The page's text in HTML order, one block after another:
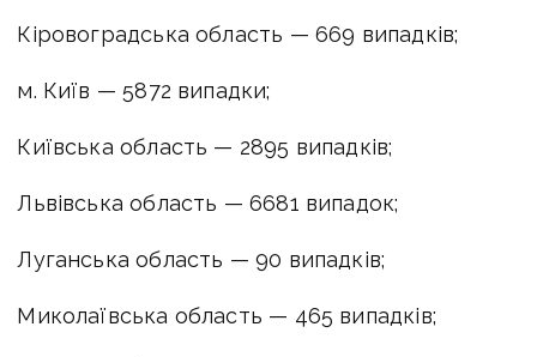
Кіровоградська область — 669 випадків;
м. Київ — 5872 випадки;
Київська область — 2895 випадків;
Львівська область — 6681 випадок;
Луганська область — 90 випадків;
Миколаївська область — 465 випадків;